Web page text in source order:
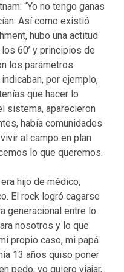
“Yo no tengo ganas
Así como existió
hubo una actitud
60’ y principios de
los parámetros
por ejemplo,
que hacer lo
sistema, aparecieron
había comunidades
al campo en plan
lo que queremos.
hijo de médico,
El rock logró cagarse
generacional entre lo
nosotros y lo que
propio caso, mi papá
13 años quiso poner
pedo, yo quiero viajar,